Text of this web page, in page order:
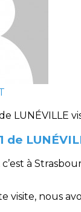
de
c’est à
visite, nous